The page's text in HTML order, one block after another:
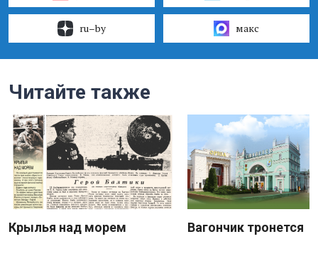
ru–by макс
Читайте также
Крылья над морем Вагончик тронется